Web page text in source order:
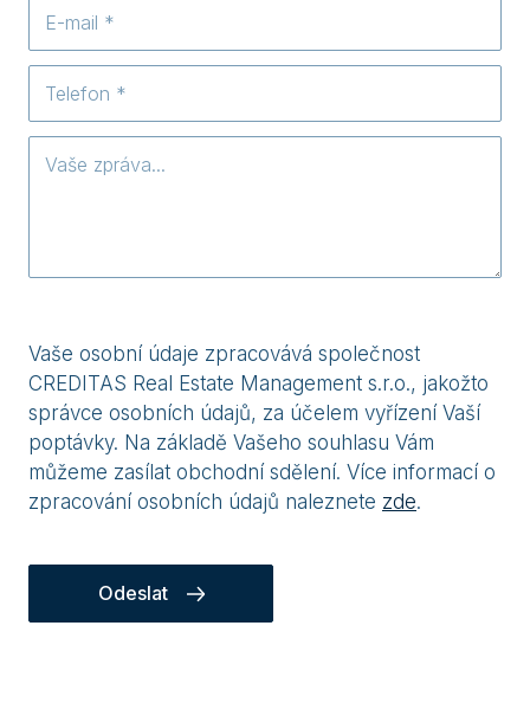
Vaše osobní údaje zpracovává společnost
CREDITAS Real Estate Management s.r.o., jakožto
správce osobních údajů, za účelem vyřízení Vaší
poptávky. Na základě Vašeho souhlasu Vám
můžeme zasílat obchodní sdělení. Více informací o
zpracování osobních údajů naleznete zde.
Odeslat